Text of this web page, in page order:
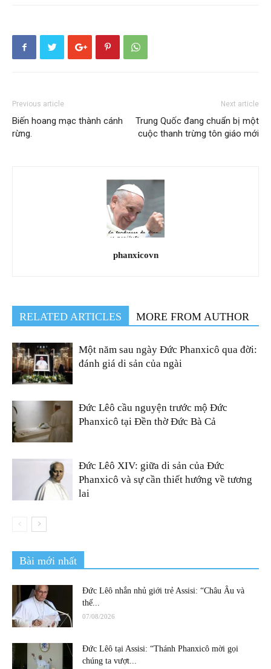
Previous article
Biến hoang mạc thành cánh
rừng.
Next article
Trung Quốc đang chuẩn bị một
cuộc thanh trừng tôn giáo mới
phanxicovn
RELATED ARTICLES MORE FROM AUTHOR
Một năm sau ngày Đức Phanxicô qua đời:
đánh giá di sản của ngài
Đức Lêô cầu nguyện trước mộ Đức
Phanxicô tại Đền thờ Đức Bà Cả
Đức Lêô XIV: giữa di sản của Đức
Phanxicô và sự cần thiết hướng về tương
lai
Bài mới nhất
Đức Lêô nhắn nhủ giới trẻ Assisi: “Châu Âu và
thế...
07/08/2026
Đức Lêô tại Assisi: “Thánh Phanxicô mời gọi
chúng ta vượt...